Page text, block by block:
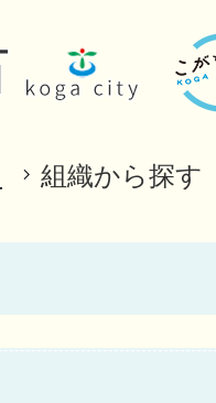
組織から探す